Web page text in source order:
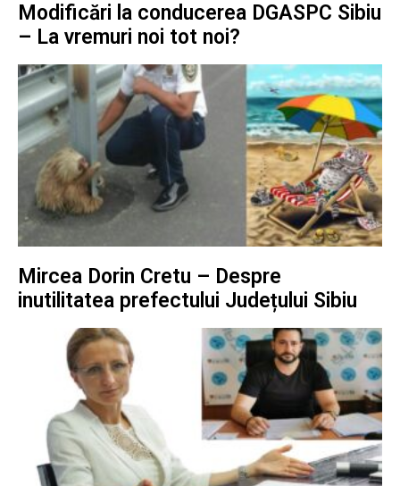
Modificări la conducerea DGASPC Sibiu
– La vremuri noi tot noi?
Mircea Dorin Cretu – Despre
inutilitatea prefectului Județului Sibiu